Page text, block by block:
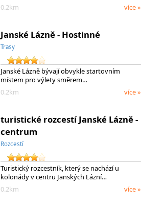
0.2km
více »
Janské Lázně - Hostinné
Trasy
Janské Lázně bývají obvykle startovním
místem pro výlety směrem…
0.2km
více »
turistické rozcestí Janské Lázně -
centrum
Rozcestí
Turistický rozcestník, který se nachází u
kolonády v centru Janských Lázní…
0.2km
více »